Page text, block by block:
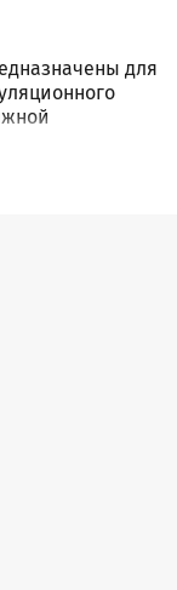
для
температура
с каркасной
класса